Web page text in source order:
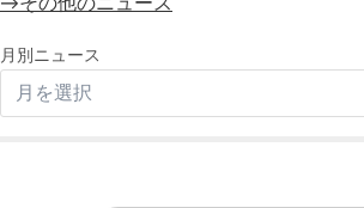
月別ニュース